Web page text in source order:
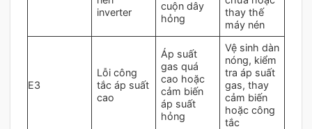
inverter
cuộn dây
hỏng
thay thế
máy nén
E3
Lỗi công
tắc áp suất
cao
Áp suất
gas quá
cao hoặc
cảm biến
áp suất
hỏng
Vệ sinh dàn
nóng, kiểm
tra áp suất
gas, thay
cảm biến
hoặc công
tắc